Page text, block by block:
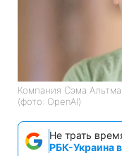
Компания Сэма
(фото: OpenAI)
Не трать
РБК-Украина